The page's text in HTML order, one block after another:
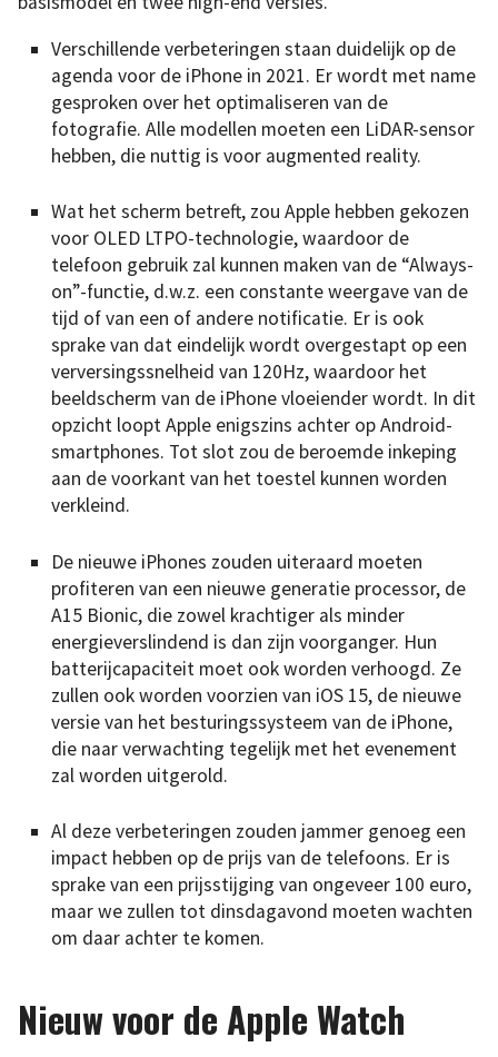
Verschillende verbeteringen staan duidelijk op de
agenda voor de iPhone in 2021. Er wordt met name
gesproken over het optimaliseren van de
fotografie. Alle modellen moeten een LiDAR-sensor
hebben, die nuttig is voor augmented reality.
Wat het scherm betreft, zou Apple hebben gekozen
voor OLED LTPO-technologie, waardoor de
telefoon gebruik zal kunnen maken van de “Always-
on”-functie, d.w.z. een constante weergave van de
tijd of van een of andere notificatie. Er is ook
sprake van dat eindelijk wordt overgestapt op een
verversingssnelheid van 120Hz, waardoor het
beeldscherm van de iPhone vloeiender wordt. In dit
opzicht loopt Apple enigszins achter op Android-
smartphones. Tot slot zou de beroemde inkeping
aan de voorkant van het toestel kunnen worden
verkleind.
De nieuwe iPhones zouden uiteraard moeten
profiteren van een nieuwe generatie processor, de
A15 Bionic, die zowel krachtiger als minder
energieverslindend is dan zijn voorganger. Hun
batterijcapaciteit moet ook worden verhoogd. Ze
zullen ook worden voorzien van iOS 15, de nieuwe
versie van het besturingssysteem van de iPhone,
die naar verwachting tegelijk met het evenement
zal worden uitgerold.
Al deze verbeteringen zouden jammer genoeg een
impact hebben op de prijs van de telefoons. Er is
sprake van een prijsstijging van ongeveer 100 euro,
maar we zullen tot dinsdagavond moeten wachten
om daar achter te komen.
Nieuw voor de Apple Watch